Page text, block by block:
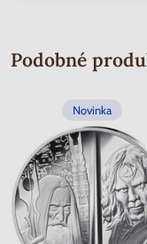
Podobné
Novinka